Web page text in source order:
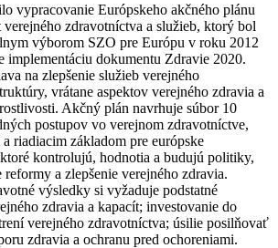
vypracovanie Európskeho akčného plánu
verejného zdravotníctva a služieb, ktorý bol
výborom SZO pre Európu v roku 2012
dokumentu Zdravie 2020.
na zlepšenie služieb verejného
vrátane aspektov verejného zdravia a
Akčný plán navrhuje súbor 10
postupov vo verejnom zdravotníctve,
riadiacim základom pre európske
kontrolujú, hodnotia a budujú politiky,
a zlepšenie verejného zdravia.
výsledky si vyžaduje podstatné
zdravia a kapacít; investovanie do
verejného zdravotníctva; úsilie posilňovať
zdravia a ochranu pred ochoreniami.